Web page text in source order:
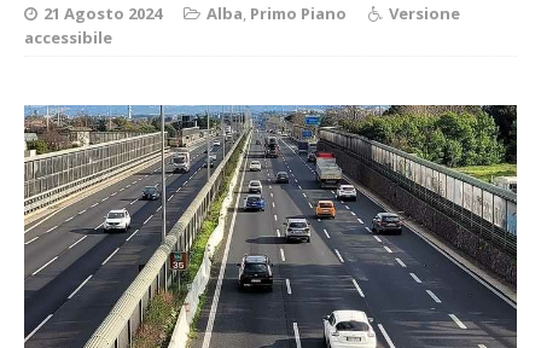
21 Agosto 2024 Alba, Primo Piano
Versione
accessibile